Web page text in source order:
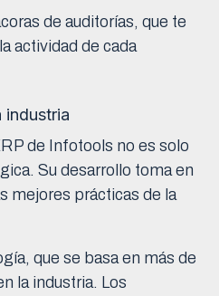
de auditorías, que te
actividad de cada
industria
de Infotools no es solo
Su desarrollo toma en
mejores prácticas de la
que se basa en más de
la industria. Los